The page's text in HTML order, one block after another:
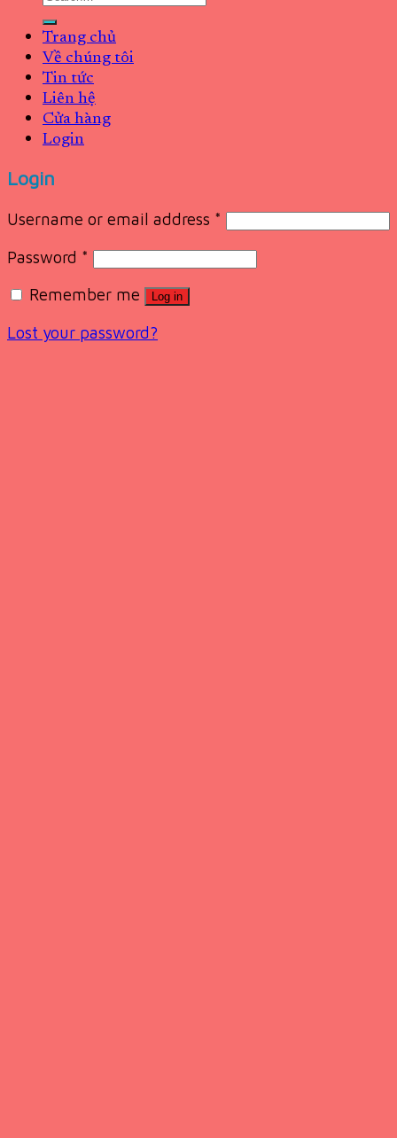
for:
Trang chủ
Về chúng tôi
Tin tức
Liên hệ
Cửa hàng
Login
Login
Username or email address *
Password *
Remember me
Log in
Lost your password?